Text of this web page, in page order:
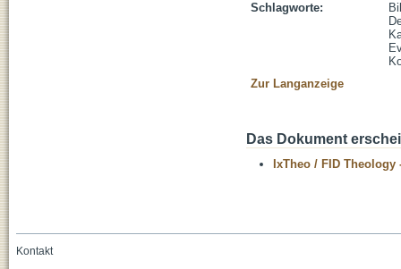
Schlagworte:
Zur Langanzeige
Das Dokument
IxTheo / FID Theology
Kontakt